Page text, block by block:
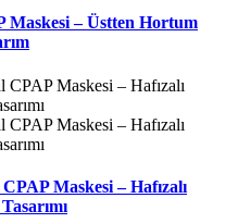
Maskesi – Üstten Hortum
Maskesi – Hafızalı